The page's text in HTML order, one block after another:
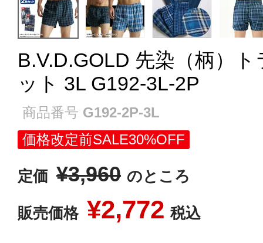
B.V.D.GOLD 先染（柄）
ット 3L G192-3L-2P
商品番号 G192-2P-3L
価格改定前SALE30%OFF
定価 ¥3,960 のところ
販売価格 ¥2,772 税込